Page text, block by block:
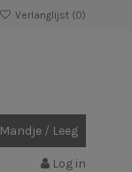
Verlanglijst (0)
Mandje / Leeg
Log in